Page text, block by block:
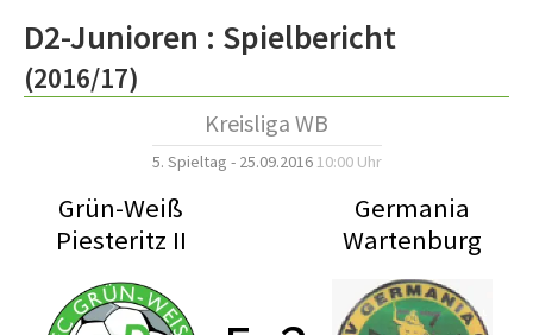
D2-Junioren : Spielbericht
(2016/17)
Kreisliga WB
5. Spieltag - 25.09.2016 10:00 Uhr
Grün-Weiß
Piesteritz II
Germania
Wartenburg